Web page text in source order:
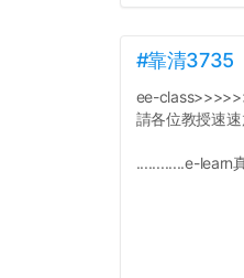
#靠清3735
ee-
請各位教授速
............e-learn